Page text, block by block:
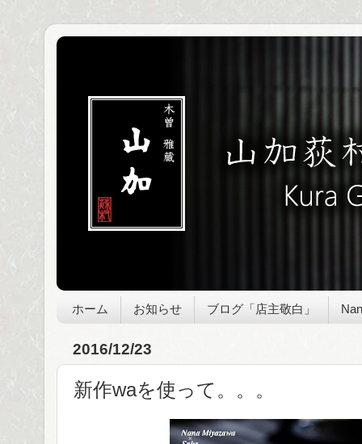
ホーム お知らせ ブログ「店主敬白」
2016/12/23
新作waを使って。。。